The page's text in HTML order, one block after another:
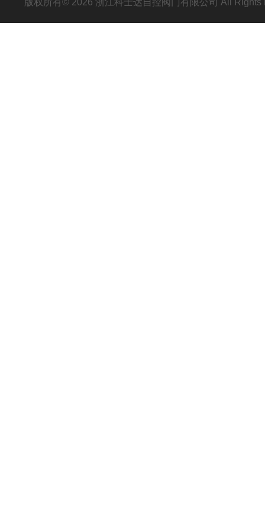
版权所有© 2026 浙江科士达自控阀门有限公司 All